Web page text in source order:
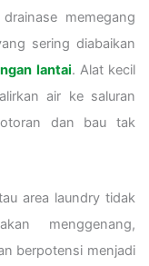
memegang
sering diabaikan
lantai. Alat kecil
air ke saluran
dan bau tak
area laundry tidak
menggenang,
berpotensi menjadi